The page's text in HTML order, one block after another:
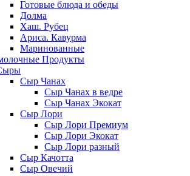
Готовые блюда и обеды
Долма
Хаш. Рубец
Ариса. Кавурма
Маринованные
Продукты
Сыр Чанах
Сыр Чанах в ведре
Сыр Чанах Экокат
Сыр Лори
Сыр Лори Премиум
Сыр Лори Экокат
Сыр Лори разный
Сыр Качотта
Сыр Овечий